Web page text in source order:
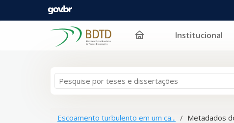
Pular para o conteúdo Institucional
Escoamento turbulento em um ca... Metadados